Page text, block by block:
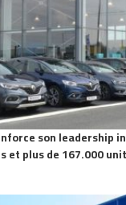
son leadership
et plus de 167.000